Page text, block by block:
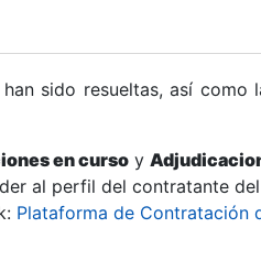
sido resueltas, así como
en curso y
al perfil del contratante del
Plataforma de Contratación